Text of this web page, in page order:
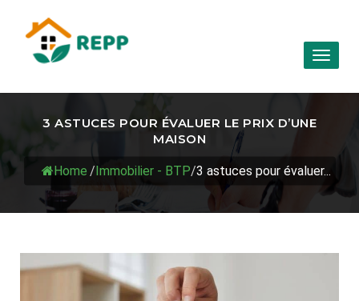
Toggle
3 ASTUCES POUR ÉVALUER LE PRIX D’UNE
MAISON
Home /Immobilier - BTP/3 astuces pour évaluer...